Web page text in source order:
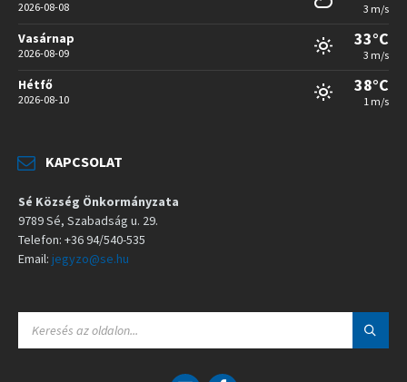
2026-08-08 3 m/s
Vasárnap
2026-08-09
33°C
3 m/s
Hétfő
2026-08-10
38°C
1 m/s
KAPCSOLAT
Sé Község Önkormányzata
9789 Sé, Szabadság u. 29.
Telefon: +36 94/540-535
Email: jegyzo@se.hu
A